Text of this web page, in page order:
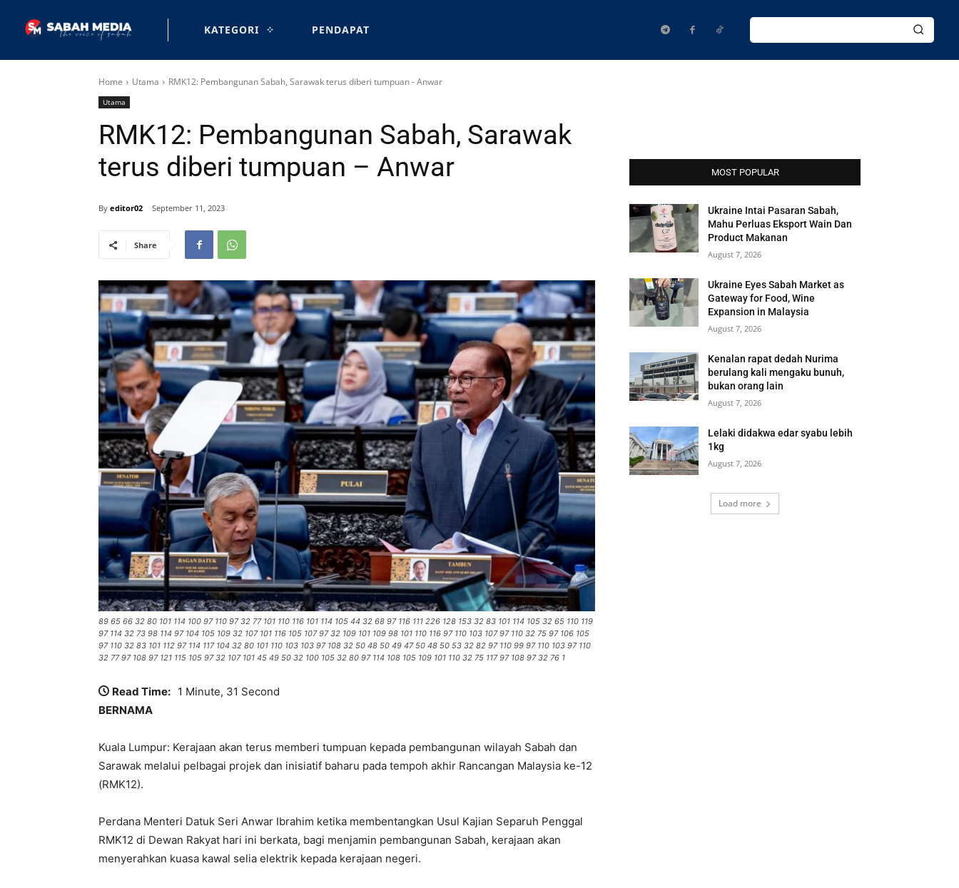
KATEGORI PENDAPAT
Home Utama RMK12: Pembangunan Sabah, Sarawak terus diberi tumpuan - Anwar
Utama
RMK12: Pembangunan Sabah, Sarawak
terus diberi tumpuan – Anwar
By editor02 September 11, 2023
Share
89 65 66 32 80 101 114 100 97 110 97 32 77 101 110 116 101 114 105 44 32 68 97 116 111 226 128 153 32 83 101 114 105 32 65 110 119
97 114 32 73 98 114 97 104 105 109 32 107 101 116 105 107 97 32 109 101 109 98 101 110 116 97 110 103 107 97 110 32 75 97 106 105
97 110 32 83 101 112 97 114 117 104 32 80 101 110 103 103 97 108 32 50 48 50 49 47 50 48 50 53 32 82 97 110 99 97 110 103 97 110
32 77 97 108 97 121 115 105 97 32 107 101 45 49 50 32 100 105 32 80 97 114 108 105 109 101 110 32 75 117 97 108 97 32 76 1
Read Time: 1 Minute, 31 Second
BERNAMA
Kuala Lumpur: Kerajaan akan terus memberi tumpuan kepada pembangunan wilayah Sabah dan
Sarawak melalui pelbagai projek dan inisiatif baharu pada tempoh akhir Rancangan Malaysia ke-12
(RMK12).
Perdana Menteri Datuk Seri Anwar Ibrahim ketika membentangkan Usul Kajian Separuh Penggal
RMK12 di Dewan Rakyat hari ini berkata, bagi menjamin pembangunan Sabah, kerajaan akan
menyerahkan kuasa kawal selia elektrik kepada kerajaan negeri.
MOST POPULAR
Ukraine Intai Pasaran Sabah,
Mahu Perluas Eksport Wain Dan
Product Makanan
August 7, 2026
Ukraine Eyes Sabah Market as
Gateway for Food, Wine
Expansion in Malaysia
August 7, 2026
Kenalan rapat dedah Nurima
berulang kali mengaku bunuh,
bukan orang lain
August 7, 2026
Lelaki didakwa edar syabu lebih
1kg
August 7, 2026
Load more